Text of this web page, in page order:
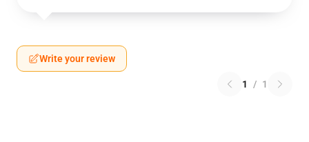
Write your review
1 / 1